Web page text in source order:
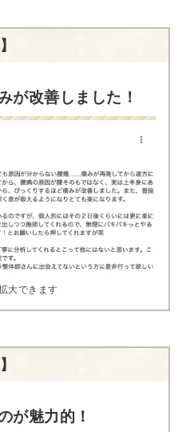
が改善しました！
大できます
が魅力的！